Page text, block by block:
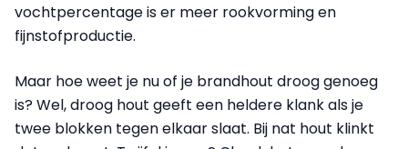
vochtpercentage is er meer rookvorming en
fijnstofproductie.
Maar hoe weet je nu of je brandhout droog genoeg
is? Wel, droog hout geeft een heldere klank als je
twee blokken tegen elkaar slaat. Bij nat hout klinkt